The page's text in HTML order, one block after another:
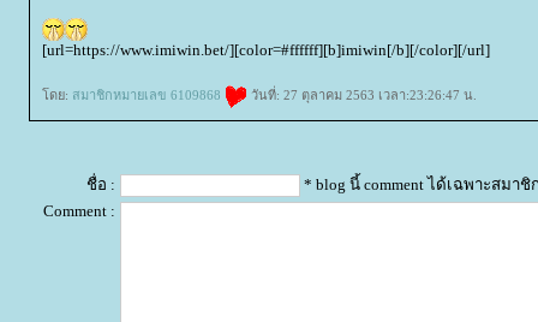
[url=https://www.imiwin.bet/][color=#ffffff][b]imiwin[/b][/color][/url]
ดย: สมาชิกหมายเลข 6109868 วันที่: 27 ตุลาคม 2563 เวลา:23:26:47 น.
ชื่อ :
* blog นี้ comment ได้เฉพาะสมาชิ
Comment :